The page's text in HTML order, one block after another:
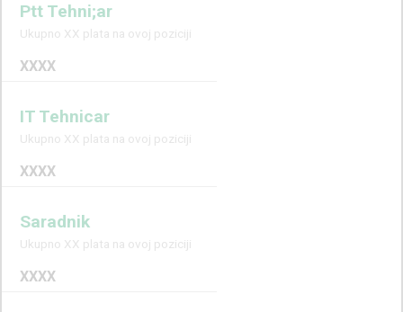
Ptt Tehni;ar
Ukupno XX plata na ovoj poziciji
XXXX
IT Tehnicar
Ukupno XX plata na ovoj poziciji
XXXX
Saradnik
Ukupno XX plata na ovoj poziciji
XXXX